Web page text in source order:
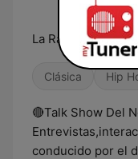
La Radio Que Te
Clásica Hip
🔴Talk Show Del
conducido por el